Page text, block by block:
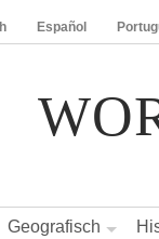
Español
Geografisch